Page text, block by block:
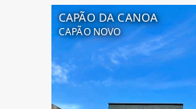
CAPÃO DA CANOA
CAPÃO NOVO